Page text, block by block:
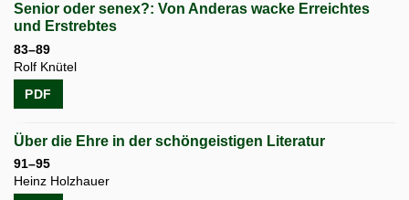
Senior oder senex?: Von Anderas wacke Erreichtes
und Erstrebtes
83–89
Rolf Knütel
PDF
Über die Ehre in der schöngeistigen Literatur
91–95
Heinz Holzhauer